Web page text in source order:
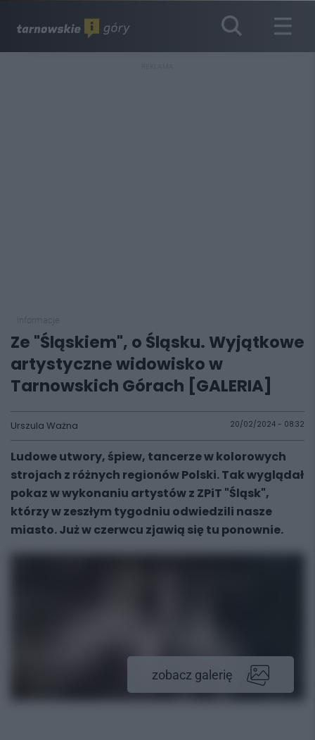
Ze "Śląskiem", o Śląsku. Wyjątkowe
artystyczne widowisko w
Tarnowskich Górach [GALERIA]
Urszula Ważna 20/02/2024 - 08:32
Ludowe utwory, śpiew, tancerze w kolorowych
strojach z różnych regionów Polski. Tak wyglądał
pokaz w wykonaniu artystów z ZPiT "Śląsk",
którzy w zeszłym tygodniu odwiedzili nasze
miasto. Już w czerwcu zjawią się tu ponownie.
zobacz galerię